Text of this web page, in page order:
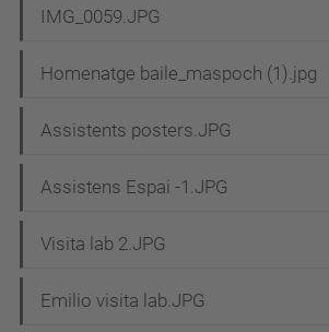
IMG_0059.JPG
Homenatge baile_maspoch (1).jpg
Assistents posters.JPG
Assistens Espai -1.JPG
Visita lab 2.JPG
Emilio visita lab.JPG